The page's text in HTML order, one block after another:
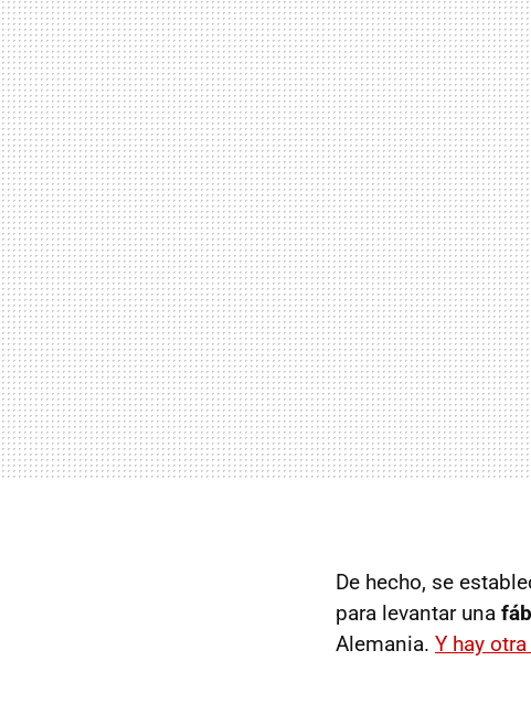
De hecho, se
para levantar una
Alemania. Y hay